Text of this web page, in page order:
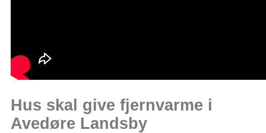
Hus skal give fjernvarme i
Avedøre Landsby